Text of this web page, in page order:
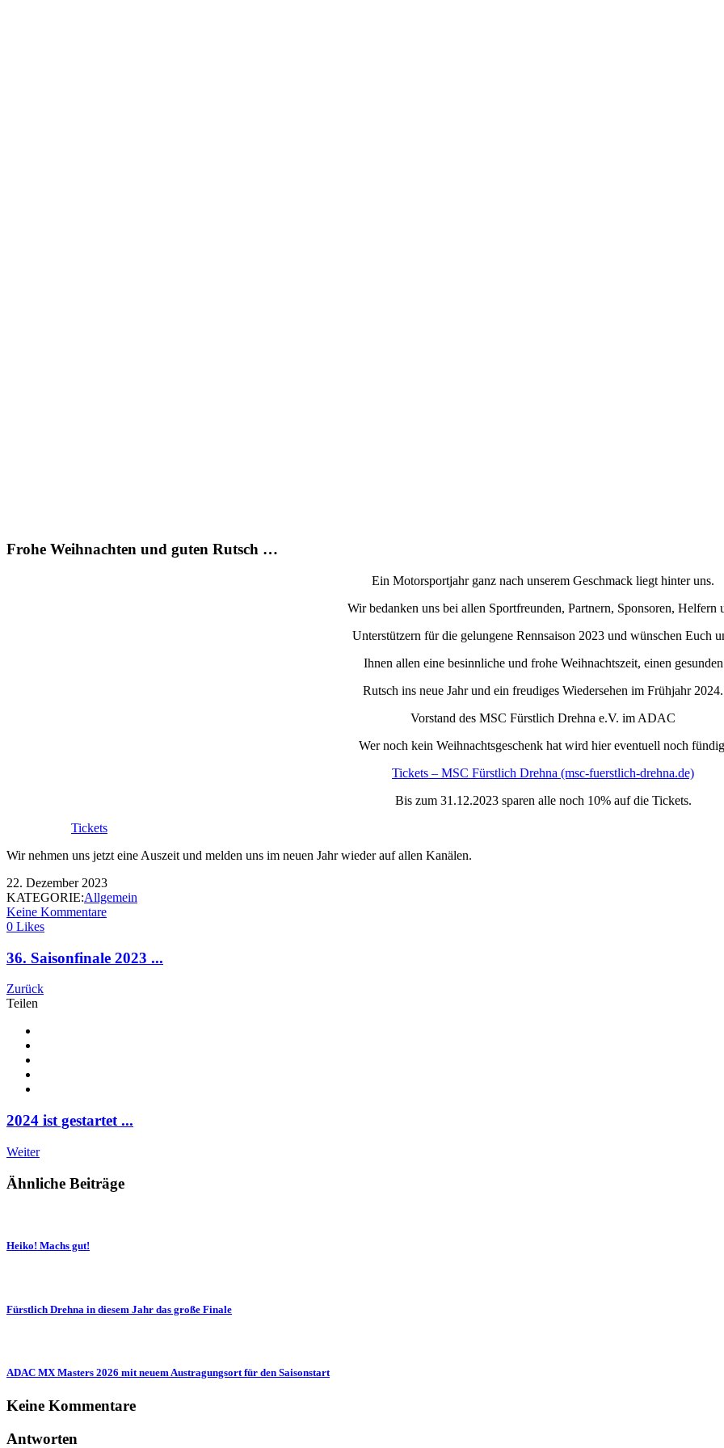
Frohe Weihnachten und guten Rutsch …
Ein Motorsportjahr ganz nach unserem Geschmack liegt hinter uns.
Wir bedanken uns bei allen Sportfreunden, Partnern, Sponsoren, Helfern
Unterstützern für die gelungene Rennsaison 2023 und wünschen Euch
Ihnen allen eine besinnliche und frohe Weihnachtszeit, einen gesunden
Rutsch ins neue Jahr und ein freudiges Wiedersehen im Frühjahr 2024.
Vorstand des MSC Fürstlich Drehna e.V. im ADAC
Wer noch kein Weihnachtsgeschenk hat wird hier eventuell noch
Tickets – MSC Fürstlich Drehna (msc-fuerstlich-drehna.de)
Bis zum 31.12.2023 sparen alle noch 10% auf die Tickets.
Tickets
Wir nehmen uns jetzt eine Auszeit und melden uns im neuen Jahr wieder auf allen Kanälen.
22. Dezember 2023
KATEGORIE:Allgemein
Keine Kommentare
0 Likes
36. Saisonfinale 2023 ...
Zurück
Teilen
2024 ist gestartet ...
Weiter
Ähnliche Beiträge
Heiko! Machs gut!
Fürstlich Drehna in diesem Jahr das große Finale
ADAC MX Masters 2026 mit neuem Austragungsort für den Saisonstart
Keine Kommentare
Antworten